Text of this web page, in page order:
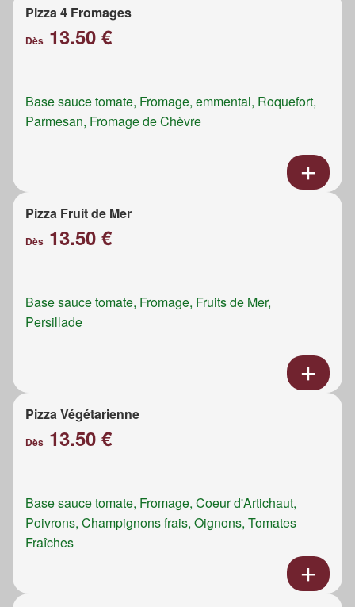
Pizza 4 Fromages
Dès 13.50 €
Base sauce tomate, Fromage, emmental, Roquefort,
Parmesan, Fromage de Chèvre
Pizza Fruit de Mer
Dès 13.50 €
Base sauce tomate, Fromage, Fruits de Mer,
Persillade
Pizza Végétarienne
Dès 13.50 €
Base sauce tomate, Fromage, Coeur d'Artichaut,
Poivrons, Champignons frais, Oignons, Tomates
Fraîches